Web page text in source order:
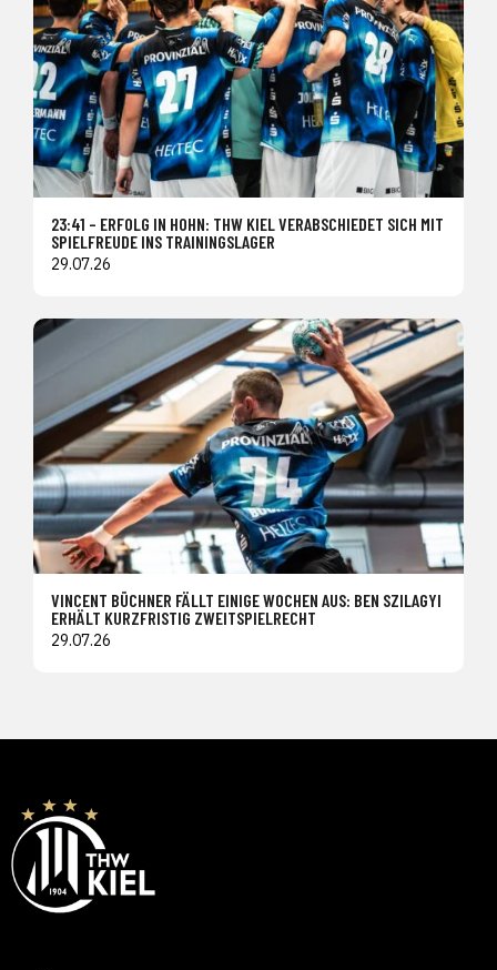
23:41 – ERFOLG IN HOHN: THW KIEL VERABSCHIEDET SICH MIT
SPIELFREUDE INS TRAININGSLAGER
29.07.26
VINCENT BÜCHNER FÄLLT EINIGE WOCHEN AUS: BEN SZILAGYI
ERHÄLT KURZFRISTIG ZWEITSPIELRECHT
29.07.26